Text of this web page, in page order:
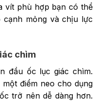
vít phù hợp bạn có thể
mỏng và chịu lực
chìm
đầu ốc lục giác chìm.
điểm neo cho dụng
trở nên dễ dàng hơn.